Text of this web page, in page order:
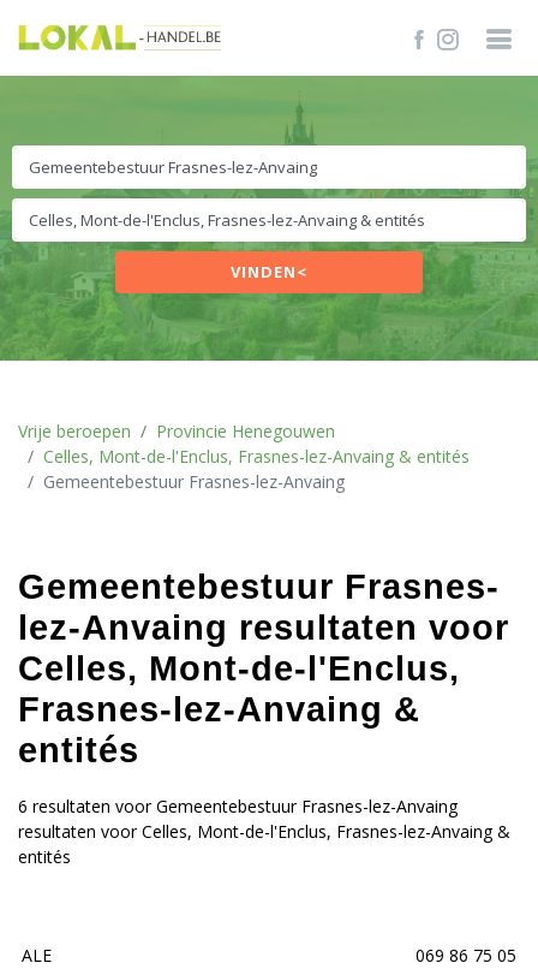
VINDEN<
Vrije beroepen
Provincie Henegouwen
Celles, Mont-de-l'Enclus, Frasnes-lez-Anvaing & entités
Gemeentebestuur Frasnes-lez-Anvaing
Gemeentebestuur Frasnes-
lez-Anvaing resultaten voor
Celles, Mont-de-l'Enclus,
Frasnes-lez-Anvaing &
entités
6 resultaten voor Gemeentebestuur Frasnes-lez-Anvaing
resultaten voor Celles, Mont-de-l'Enclus, Frasnes-lez-Anvaing &
entités
ALE
069 86 75 05